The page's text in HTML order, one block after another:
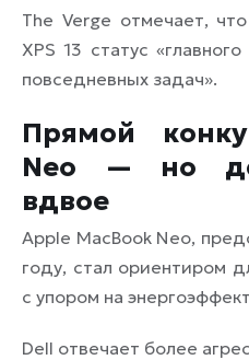
The Verge отмечает,
XPS 13 статус
повседневных задач».
Прямой
Neo — но
вдвое
Apple MacBook Neo,
году, стал ориентиром
с упором на
Dell отвечает более